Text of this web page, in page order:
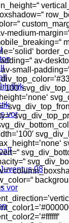
vor
08
vor
medium-
av-
small-